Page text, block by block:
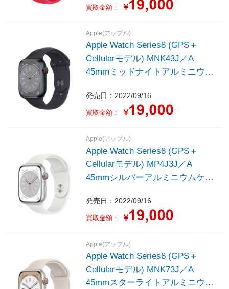
買取金額： ￥
Apple(アップル)
Apple Watch Series8 (GPS＋
Cellularモデル) MNK43J／A
45mmミッドナイトアルミニウム
ンド - レギュラー
発売日：2022/09/16
買取金額： ￥
Apple(アップル)
Apple Watch Series8 (GPS＋
Cellularモデル) MP4J3J／A
45mmシルバーアルミニウムケー
ギュラー
発売日：2022/09/16
買取金額： ￥
Apple(アップル)
Apple Watch Series8 (GPS＋
Cellularモデル) MNK73J／A
45mmスターライトアルミニウム